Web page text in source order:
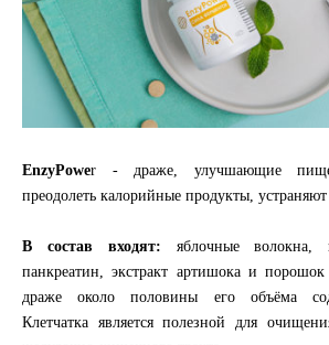
EnzyPower - драже, улучшающие
преодолеть калорийные продукты,
В состав входят: яблочные волокна,
панкреатин, экстракт артишока и
драже около половины его объёма
Клетчатка является полезной для